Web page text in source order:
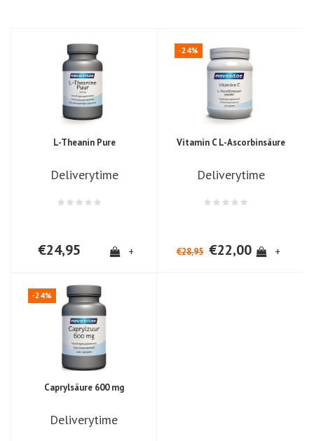
L-Theanin Pure
Deliverytime
€24,95 +
-24%
Vitamin C L-Ascorbinsäure
Deliverytime
€28,95 €22,00 +
-24%
Caprylsäure 600 mg
Deliverytime